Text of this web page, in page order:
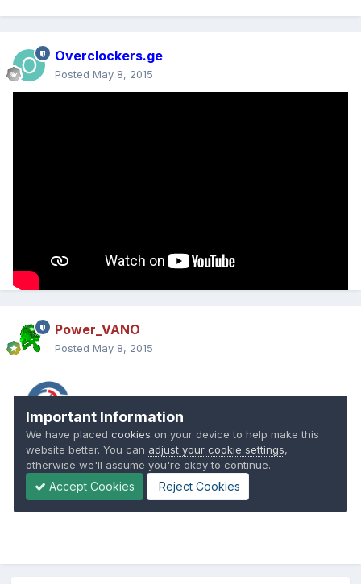
Overclockers.ge
Posted May 8, 2015
Power_VANO
Posted May 8, 2015